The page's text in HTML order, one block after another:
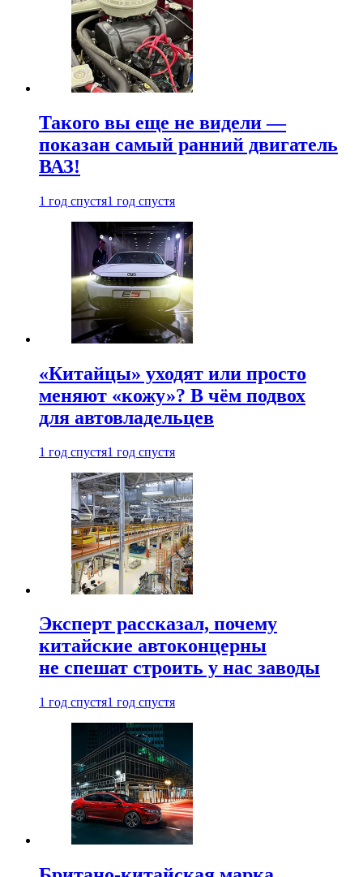
Такого вы еще не видели —
показан самый ранний двигатель
ВАЗ!
1 год спустя1 год спустя
«Китайцы» уходят или просто
меняют «кожу»? В чём подвох
для автовладельцев
1 год спустя1 год спустя
Эксперт рассказал, почему
китайские автоконцерны
не спешат строить у нас заводы
1 год спустя1 год спустя